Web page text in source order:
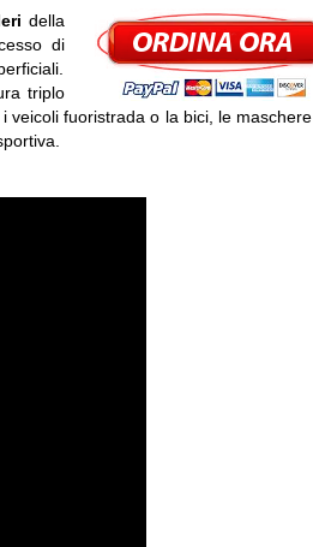
della
di
triplo
veicoli fuoristrada o la bici, le maschere